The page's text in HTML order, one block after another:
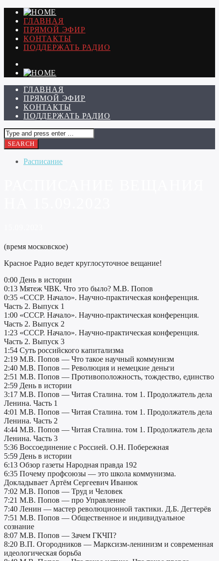
ГЛАВНАЯ
ПРЯМОЙ ЭФИР
КОНТАКТЫ
ПОДДЕРЖАТЬ РАДИО
ГЛАВНАЯ
ПРЯМОЙ ЭФИР
КОНТАКТЫ
ПОДДЕРЖАТЬ РАДИО
Расписание
(время московское)
Красное Радио ведет круглосуточное вещание!
0:00 День в истории
0:13 Мятеж ЧВК. Что это было? М.В. Попов
0:35 «СССР. Начало». Научно-практическая конференция.
Часть 2. Выпуск 1
1:00 «СССР. Начало». Научно-практическая конференция.
Часть 2. Выпуск 2
1:23 «СССР. Начало». Научно-практическая конференция.
Часть 2. Выпуск 3
1:54 Суть российского капитализма
2:19 М.В. Попов — Что такое научный коммунизм
2:40 М.В. Попов — Революция и немецкие деньги
2:51 М.В. Попов — Противоположность, тождество, единство
2:59 День в истории
3:17 М.В. Попов — Читая Сталина. том 1. Продолжатель дела
Ленина. Часть 1
4:01 М.В. Попов — Читая Сталина. том 1. Продолжатель дела
Ленина. Часть 2
4:44 М.В. Попов — Читая Сталина. том 1. Продолжатель дела
Ленина. Часть 3
5:36 Воссоединение с Россией. О.Н. Побережная
5:59 День в истории
6:13 Обзор газеты Народная правда 192
6:35 Почему профсоюзы — это школа коммунизма.
Докладывает Артём Сергеевич Иванюк
7:02 М.В. Попов — Труд и Человек
7:21 М.В. Попов — про Управление
7:40 Ленин — мастер революционной тактики. Д.Б. Дегтерёв
7:51 М.В. Попов — Общественное и индивидуальное
сознание
8:07 М.В. Попов — Зачем ГКЧП?
8:20 В.П. Огородников — Марксизм-ленинизм и современная
идеологическая борьба